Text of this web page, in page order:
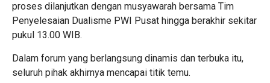
proses dilanjutkan dengan musyawarah bersama Tim
Penyelesaian Dualisme PWI Pusat hingga berakhir sekitar
pukul 13.00 WIB.
Dalam forum yang berlangsung dinamis dan terbuka itu,
seluruh pihak akhirnya mencapai titik temu.